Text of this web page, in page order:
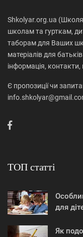
Shkolyar.org.ua
школам та гурткам,
таборам для Ваших
матеріалів для
інформація, контакти,
Є пропозиції чи
ТОП статті
для
Як